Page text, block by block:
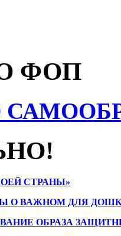
ФОП
СТРАНЫ»
О ВАЖНОМ ДЛЯ
ОБРАЗА